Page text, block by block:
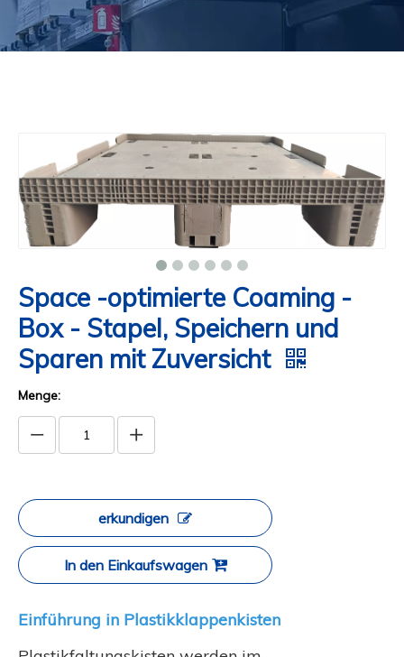
Space -optimierte Coaming -
Box - Stapel, Speichern und
Sparen mit Zuversicht
Menge:
erkundigen
In den Einkaufswagen
Einführung in Plastikklappenkisten